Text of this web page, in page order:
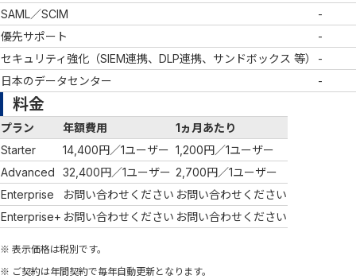
SAML／SCIM
-
優先サポート
-
セキュリティ強化（SIEM連携、DLP連携、サンドボックス 等）
-
日本のデータセンター
-
料金
プラン 年額費用
1ヵ月あたり
Starter
14,400円／1ユーザー 1,200円／1ユーザー
Advanced
32,400円／1ユーザー 2,700円／1ユーザー
Enterprise
お問い合わせください お問い合わせください
Enterprise+ お問い合わせください お問い合わせください
※ 表示価格は税別です。
※ ご契約は年間契約で毎年自動更新となります。